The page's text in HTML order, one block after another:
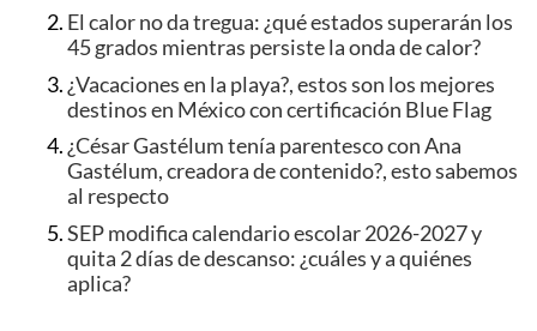
El calor no da tregua: ¿qué estados superarán los
45 grados mientras persiste la onda de calor?
¿Vacaciones en la playa?, estos son los mejores
destinos en México con certificación Blue Flag
¿César Gastélum tenía parentesco con Ana
Gastélum, creadora de contenido?, esto sabemos
al respecto
SEP modifica calendario escolar 2026-2027 y
quita 2 días de descanso: ¿cuáles y a quiénes
aplica?